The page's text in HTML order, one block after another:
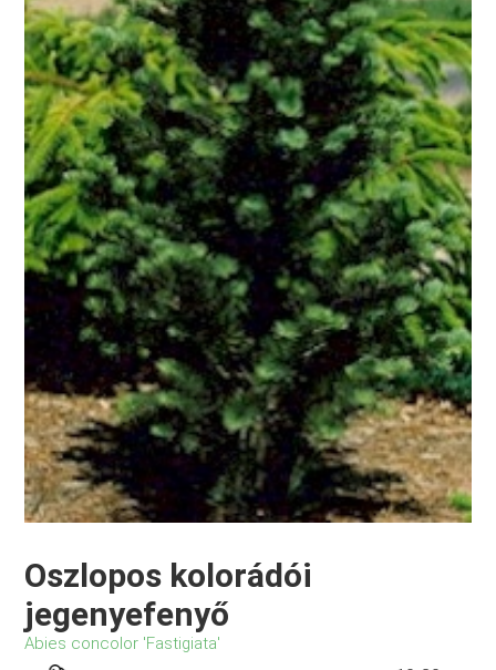
Oszlopos kolorádói
jegenyefenyő
Abies concolor 'Fastigiata'